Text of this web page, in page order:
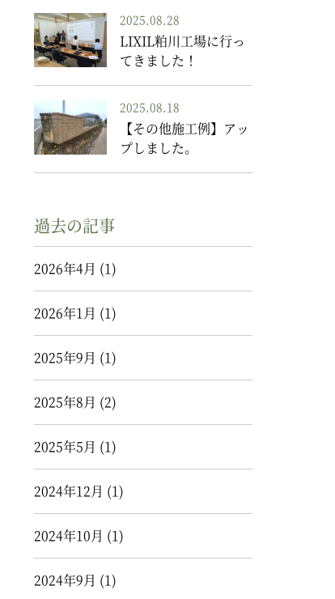
2025.08.28
LIXIL粕川工場に行っ
てきました！
2025.08.18
【その他施工例】アッ
プしました。
過去の記事
2026年4月 (1)
2026年1月 (1)
2025年9月 (1)
2025年8月 (2)
2025年5月 (1)
2024年12月 (1)
2024年10月 (1)
2024年9月 (1)